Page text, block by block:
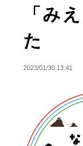
「み
た
2023/01/30 13:41